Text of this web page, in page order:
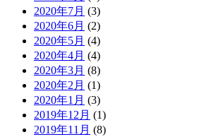
2020年7月 (3)
2020年6月 (2)
2020年5月 (4)
2020年4月 (4)
2020年3月 (8)
2020年2月 (1)
2020年1月 (3)
2019年12月 (1)
2019年11月 (8)